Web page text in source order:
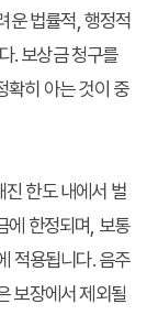
운 법률적, 행정적
. 보상금 청구를
확히 아는 것이 중
한도 내에서 벌
에 한정되며, 보통
적용됩니다. 음주
보장에서 제외될